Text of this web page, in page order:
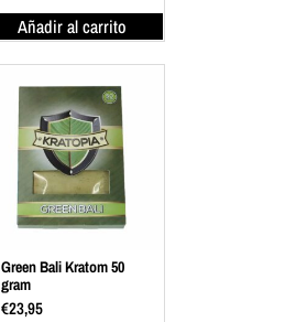
Añadir al carrito
Green Bali Kratom 50
gram
€23,95